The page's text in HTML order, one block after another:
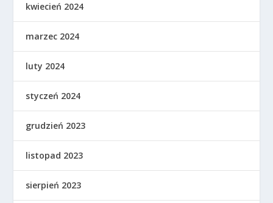
kwiecień 2024
marzec 2024
luty 2024
styczeń 2024
grudzień 2023
listopad 2023
sierpień 2023